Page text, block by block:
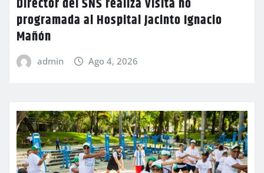
programada al Hospital Jacinto Ignacio
Mañón
admin Ago 4, 2026